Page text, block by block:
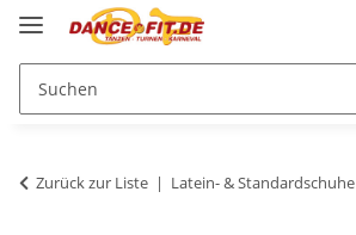
Zurück zur Liste Latein- & Standardschuhe